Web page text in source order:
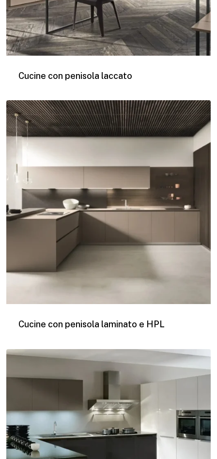
Cucine con penisola laccato
Cucine con penisola laminato e HPL